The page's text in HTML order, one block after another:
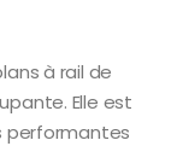
à rail de
Elle est
performantes